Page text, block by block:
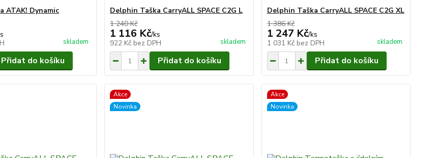
ATAK! Dynamic
skladem
Přidat do košíku
Delphin Taška CarryALL SPACE C2G L
1 240 Kč
1 116 Kč/ks
922 Kč bez DPH skladem
Přidat do košíku
Delphin Taška CarryALL SPACE C2G XL
1 386 Kč
1 247 Kč/ks
1 031 Kč bez DPH skladem
Přidat do košíku
Akce
Novinka
Akce
Novinka